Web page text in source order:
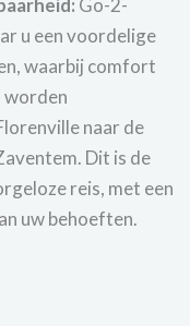
Go-2-
u een voordelige
waarbij comfort
worden
naar de
Dit is de
reis, met een
uw behoeften.